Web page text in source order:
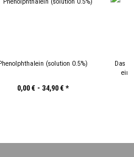
Phenolphthalein (solution 0.5%)
0,00 € - 34,90 €*
Das
ein